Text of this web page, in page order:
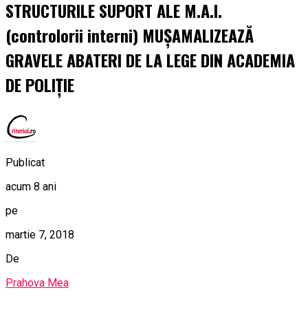
STRUCTURILE SUPORT ALE M.A.I.
(controlorii interni) MUȘAMALIZEAZĂ
GRAVELE ABATERI DE LA LEGE DIN ACADEMIA
DE POLIȚIE
Publicat
acum 8 ani
pe
martie 7, 2018
De
Prahova Mea